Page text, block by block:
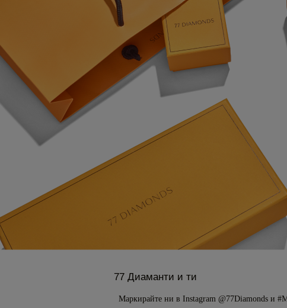
77 Диаманти и ти
Маркирайте ни в Instagram @77Diamonds и